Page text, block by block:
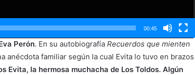
00:45
Perón. En su autobiografía Recuerdos que mienten
anécdota familiar según la cual Evita lo tuvo en brazos
Evita, la hermosa muchacha de Los Toldos. Algún